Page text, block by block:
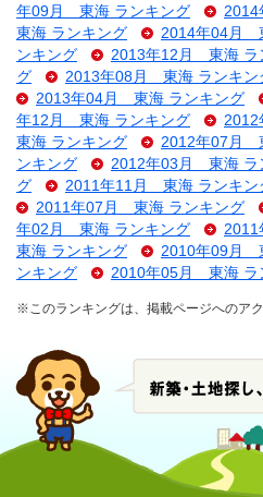
年09月 東海 ランキング
2014
東海 ランキング
2014年04月
ンキング
2013年12月 東海 ラ
グ
2013年08月 東海 ランキン
2013年04月 東海 ランキング
年12月 東海 ランキング
2012
東海 ランキング
2012年07月
ンキング
2012年03月 東海 ラ
グ
2011年11月 東海 ランキン
2011年07月 東海 ランキング
年02月 東海 ランキング
2011
東海 ランキング
2010年09月
ンキング
2010年05月 東海 ラ
※このランキングは、掲載ページへのア